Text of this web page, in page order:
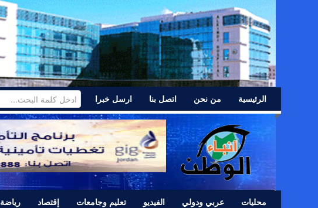
الرئيسية من نحن اتصل بنا ارسل خبرا
محليات عربي ودولي الفيديو تعليم وجامعات إقتصاد رياضة